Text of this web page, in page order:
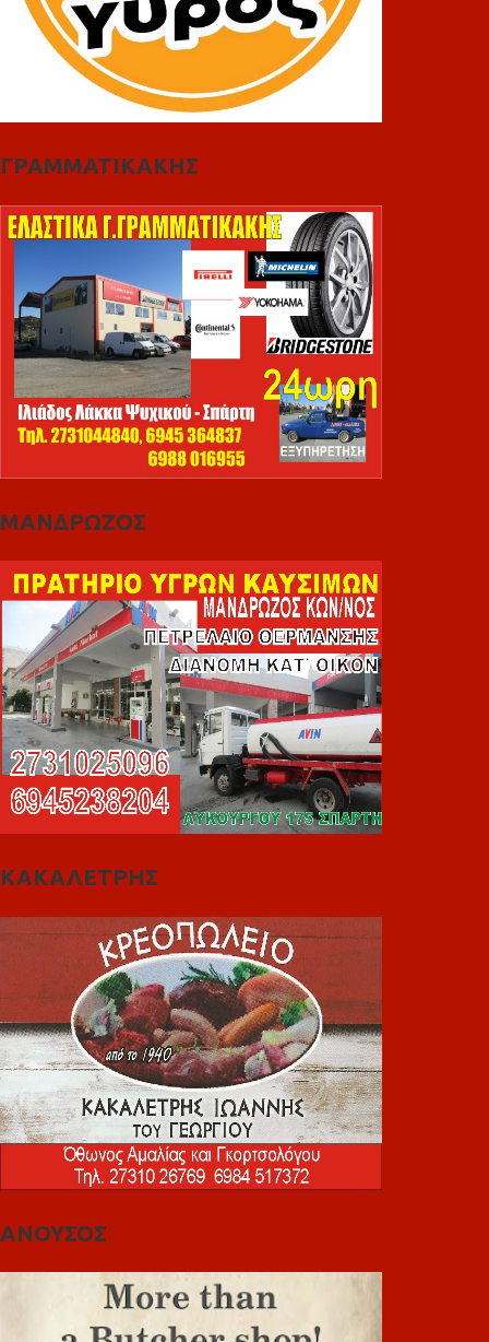
ΓΡΑΜΜΑΤΙΚΑΚΗΣ
ΜΑΝΔΡΩΖΟΣ
ΚΑΚΑΛΕΤΡΗΣ
ΑΝΟΥΣΟΣ